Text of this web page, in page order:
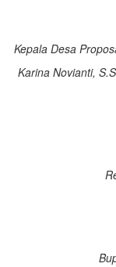
Kepala Desa
Karina Novianti,